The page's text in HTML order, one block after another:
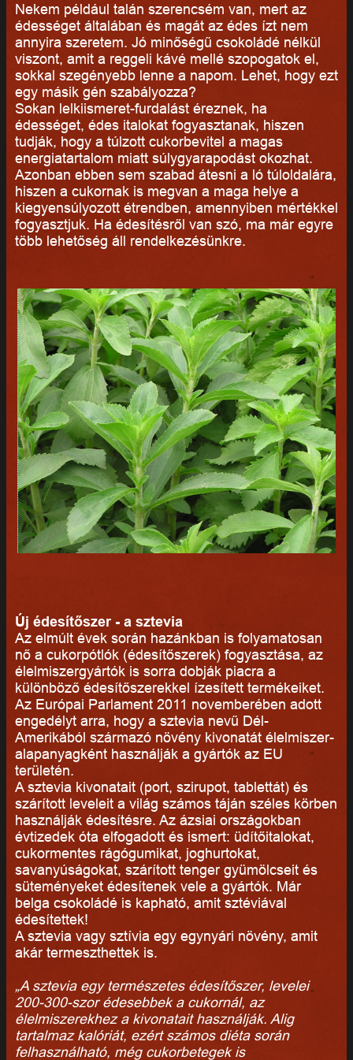
Nekem például talán szerencsém van, mert az
édességet általában és magát az édes ízt nem
annyira szeretem. Jó minőségű csokoládé nélkül
viszont, amit a reggeli kávé mellé szopogatok el,
sokkal szegényebb lenne a napom. Lehet, hogy ezt
egy másik gén szabályozza?
Sokan lelkiismeret-furdalást éreznek, ha
édességet, édes italokat fogyasztanak, hiszen
tudják, hogy a túlzott cukorbevitel a magas
energiatartalom miatt súlygyarapodást okozhat.
Azonban ebben sem szabad átesni a ló túloldalára,
hiszen a cukornak is megvan a maga helye a
kiegyensúlyozott étrendben, amennyiben mértékkel
fogyasztjuk. Ha édesítésről van szó, ma már egyre
több lehetőség áll rendelkezésünkre.
Új édesítőszer - a sztevia
Az elmúlt évek során hazánkban is folyamatosan
nő a cukorpótlók (édesítőszerek) fogyasztása, az
élelmiszergyártók is sorra dobják piacra a
különböző édesítőszerekkel ízesített termékeiket.
Az Európai Parlament 2011 novemberében adott
engedélyt arra, hogy a sztevia nevű Dél-
Amerikából származó növény kivonatát élelmiszer-
alapanyagként használják a gyártók az EU
területén.
A sztevia kivonatait (port, szirupot, tablettát) és
szárított leveleit a világ számos táján széles körben
használják édesítésre. Az ázsiai országokban
évtizedek óta elfogadott és ismert: üdítőitalokat,
cukormentes rágógumikat, joghurtokat,
savanyúságokat, szárított tenger gyümölcseit és
süteményeket édesítenek vele a gyártók. Már
belga csokoládé is kapható, amit sztéviával
édesítettek!
A sztevia vagy sztívia egy egynyári növény, amit
akár termeszthettek is.
„A sztevia egy természetes édesítőszer, levelei
200-300-szor édesebbek a cukornál, az
élelmiszerekhez a kivonatait használják. Alig
tartalmaz kalóriát, ezért számos diéta során
felhasználható, még cukorbetegek is